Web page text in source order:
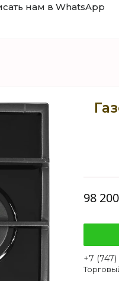
нам в WhatsApp
98
+7